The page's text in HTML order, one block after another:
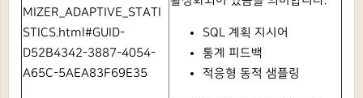
MIZER_ADAPTIVE_STATI
STICS.html#GUID-
D52B4342-3887-4054-
A65C-5AEA83F69E35
SQL 계획 지시어
통계 피드백
적응형 동적 샘플링